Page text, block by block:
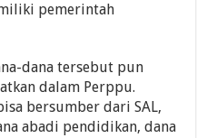
pemerintah
dana tersebut pun
dalam Perppu.
bersumber dari SAL,
abadi pendidikan, dana